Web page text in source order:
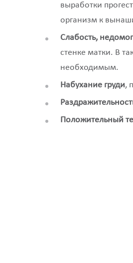
выработки
организм к
Слабость,
стенке матки. В
необходимым.
Набухание груди,
Положительный